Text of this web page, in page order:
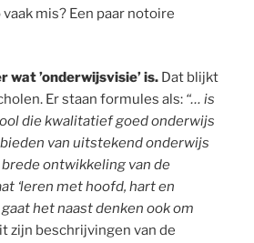
mis? Een paar notoire
wat ’onderwijsvisie’ is. Dat blijkt
Er staan formules als: “… is
die kwalitatief goed onderwijs
van uitstekend onderwijs
ontwikkeling van de
‘leren met hoofd, hart en
het naast denken ook om
zijn beschrijvingen van de